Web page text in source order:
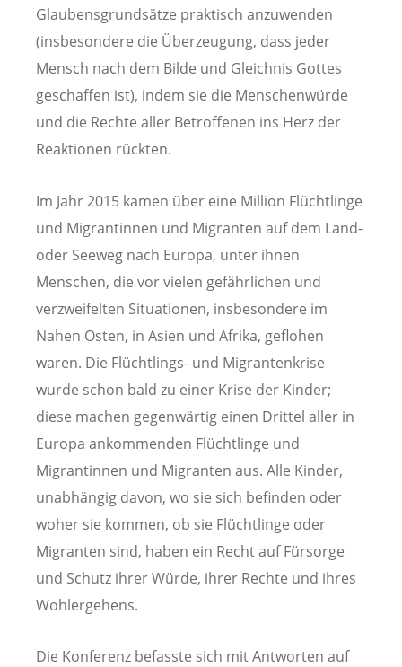
Glaubensgrundsätze praktisch anzuwenden
(insbesondere die Überzeugung, dass jeder
Mensch nach dem Bilde und Gleichnis Gottes
geschaffen ist), indem sie die Menschenwürde
und die Rechte aller Betroffenen ins Herz der
Reaktionen rückten.
Im Jahr 2015 kamen über eine Million Flüchtlinge
und Migrantinnen und Migranten auf dem Land-
oder Seeweg nach Europa, unter ihnen
Menschen, die vor vielen gefährlichen und
verzweifelten Situationen, insbesondere im
Nahen Osten, in Asien und Afrika, geflohen
waren. Die Flüchtlings- und Migrantenkrise
wurde schon bald zu einer Krise der Kinder;
diese machen gegenwärtig einen Drittel aller in
Europa ankommenden Flüchtlinge und
Migrantinnen und Migranten aus. Alle Kinder,
unabhängig davon, wo sie sich befinden oder
woher sie kommen, ob sie Flüchtlinge oder
Migranten sind, haben ein Recht auf Fürsorge
und Schutz ihrer Würde, ihrer Rechte und ihres
Wohlergehens.
Die Konferenz befasste sich mit Antworten auf